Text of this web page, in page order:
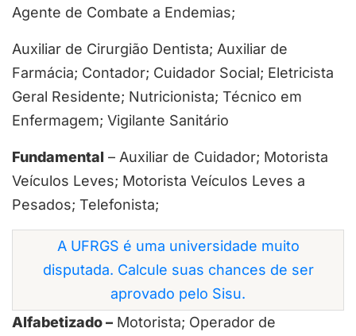
Agente de Combate a Endemias;
Auxiliar de Cirurgião Dentista; Auxiliar de
Farmácia; Contador; Cuidador Social; Eletricista
Geral Residente; Nutricionista; Técnico em
Enfermagem; Vigilante Sanitário
Fundamental – Auxiliar de Cuidador; Motorista
Veículos Leves; Motorista Veículos Leves a
Pesados; Telefonista;
A UFRGS é uma universidade muito
disputada. Calcule suas chances de ser
aprovado pelo Sisu.
Alfabetizado – Motorista; Operador de